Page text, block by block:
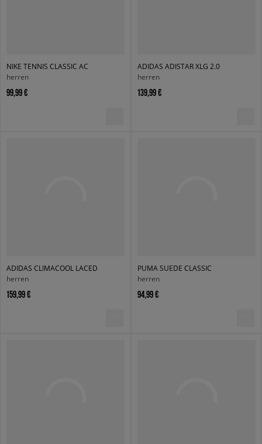
NIKE TENNIS CLASSIC AC
herren
99,99 €
ADIDAS ADISTAR XLG 2.0
herren
139,99 €
ADIDAS CLIMACOOL LACED
herren
159,99 €
PUMA SUEDE CLASSIC
herren
94,99 €